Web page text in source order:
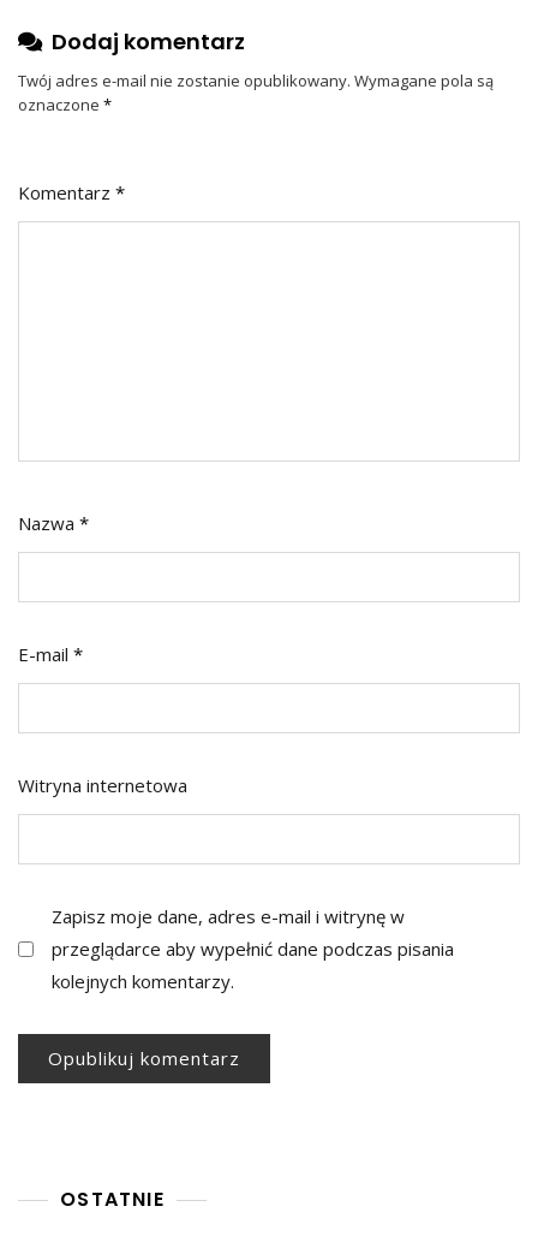
Dodaj komentarz
Twój adres e-mail nie zostanie opublikowany. Wymagane pola są
oznaczone *
Komentarz *
Nazwa *
E-mail *
Witryna internetowa
Zapisz moje dane, adres e-mail i witrynę w
przeglądarce aby wypełnić dane podczas pisania
kolejnych komentarzy.
OSTATNIE